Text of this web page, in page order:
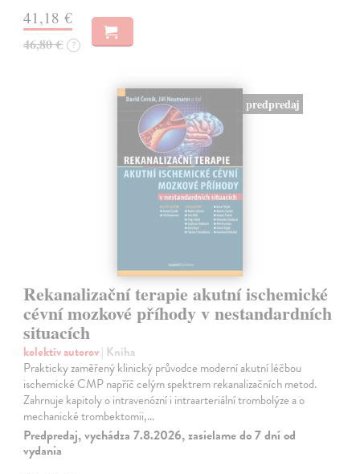
41,18 €
46,80 € ?
predpredaj
Rekanalizační terapie akutní ischemické
cévní mozkové příhody v nestandardních
situacích
kolektív autorov| Kniha
Prakticky zaměřený klinický průvodce moderní akutní léčbou
ischemické CMP napříč celým spektrem rekanalizačních metod.
Zahrnuje kapitoly o intravenózní i intraarteriální trombolýze a o
mechanické trombektomii,…
Predpredaj, vychádza 7.8.2026, zasielame do 7 dní od
vydania